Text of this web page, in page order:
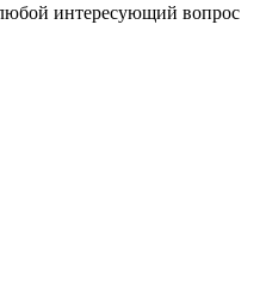
интересующий вопрос